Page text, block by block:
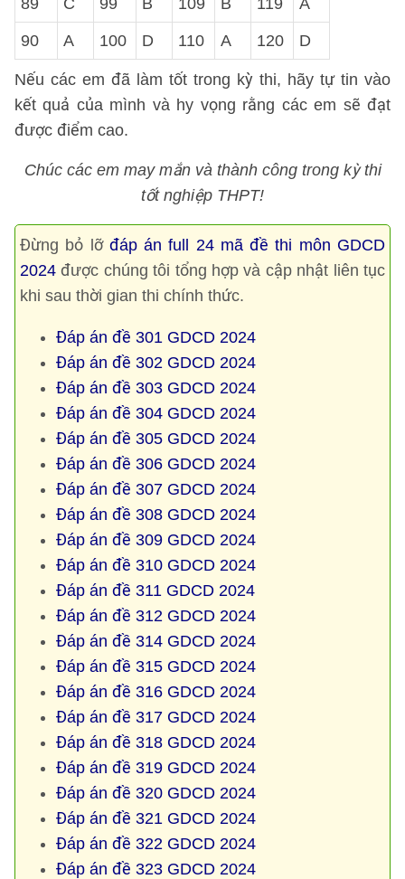
89 C 99 B 109 B 119 A
90 A 100 D 110 A 120 D
Nếu các em đã làm tốt trong kỳ thi, hãy tự tin vào
kết quả của mình và hy vọng rằng các em sẽ đạt
được điểm cao.
Chúc các em may mắn và thành công trong kỳ thi
tốt nghiệp THPT!
Đừng bỏ lỡ đáp án full 24 mã đề thi môn GDCD
2024 được chúng tôi tổng hợp và cập nhật liên tục
khi sau thời gian thi chính thức.
Đáp án đề 301 GDCD 2024
Đáp án đề 302 GDCD 2024
Đáp án đề 303 GDCD 2024
Đáp án đề 304 GDCD 2024
Đáp án đề 305 GDCD 2024
Đáp án đề 306 GDCD 2024
Đáp án đề 307 GDCD 2024
Đáp án đề 308 GDCD 2024
Đáp án đề 309 GDCD 2024
Đáp án đề 310 GDCD 2024
Đáp án đề 311 GDCD 2024
Đáp án đề 312 GDCD 2024
Đáp án đề 314 GDCD 2024
Đáp án đề 315 GDCD 2024
Đáp án đề 316 GDCD 2024
Đáp án đề 317 GDCD 2024
Đáp án đề 318 GDCD 2024
Đáp án đề 319 GDCD 2024
Đáp án đề 320 GDCD 2024
Đáp án đề 321 GDCD 2024
Đáp án đề 322 GDCD 2024
Đáp án đề 323 GDCD 2024